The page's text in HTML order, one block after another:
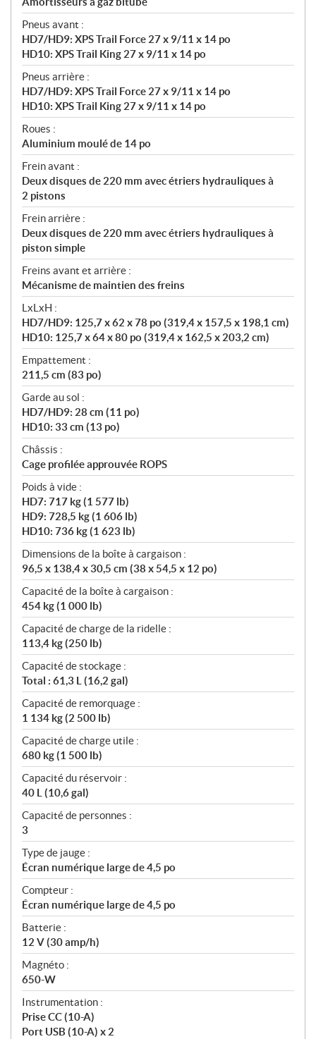
Pneus avant :
HD7/HD9: XPS Trail Force 27 x 9/11 x 14 po
HD10: XPS Trail King 27 x 9/11 x 14 po
Pneus arrière :
HD7/HD9: XPS Trail Force 27 x 9/11 x 14 po
HD10: XPS Trail King 27 x 9/11 x 14 po
Roues :
Aluminium moulé de 14 po
Frein avant :
Deux disques de 220 mm avec étriers hydrauliques à
2 pistons
Frein arrière :
Deux disques de 220 mm avec étriers hydrauliques à
piston simple
Freins avant et arrière :
Mécanisme de maintien des freins
LxLxH :
HD7/HD9: 125,7 x 62 x 78 po (319,4 x 157,5 x 198,1 cm)
HD10: 125,7 x 64 x 80 po (319,4 x 162,5 x 203,2 cm)
Empattement :
211,5 cm (83 po)
Garde au sol :
HD7/HD9: 28 cm (11 po)
HD10: 33 cm (13 po)
Châssis :
Cage profilée approuvée ROPS
Poids à vide :
HD7: 717 kg (1 577 lb)
HD9: 728,5 kg (1 606 lb)
HD10: 736 kg (1 623 lb)
Dimensions de la boîte à cargaison :
96,5 x 138,4 x 30,5 cm (38 x 54,5 x 12 po)
Capacité de la boîte à cargaison :
454 kg (1 000 lb)
Capacité de charge de la ridelle :
113,4 kg (250 lb)
Capacité de stockage :
Total : 61,3 L (16,2 gal)
Capacité de remorquage :
1 134 kg (2 500 lb)
Capacité de charge utile :
680 kg (1 500 lb)
Capacité du réservoir :
40 L (10,6 gal)
Capacité de personnes :
3
Type de jauge :
Écran numérique large de 4,5 po
Compteur :
Écran numérique large de 4,5 po
Batterie :
12 V (30 amp/h)
Magnéto :
650-W
Instrumentation :
Prise CC (10-A)
Port USB (10-A) x 2